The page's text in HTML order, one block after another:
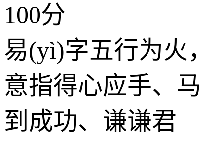
100分
易(yì)字五行为火 ，
意指得心应手、马
到成功、谦谦君